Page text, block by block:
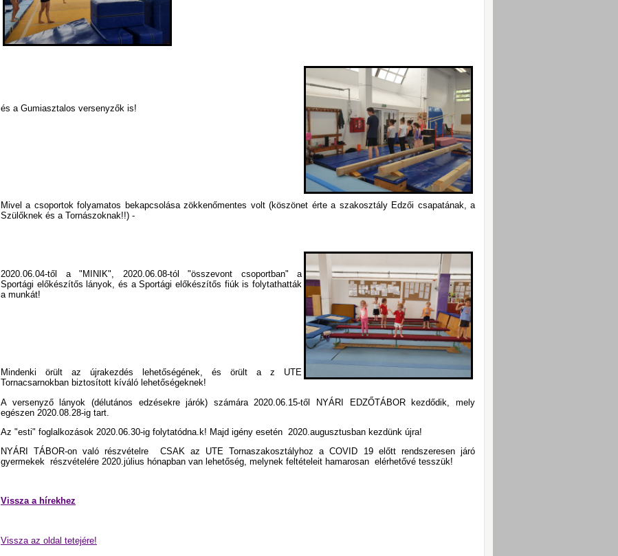
és a Gumiasztalos versenyzők is!
Mivel a csoportok folyamatos bekapcsolása zökkenőmentes volt (köszönet érte a szakosztály Edzői csapatának, a
Szülőknek és a Tornászoknak!!) -
2020.06.04-től a "MINIK", 2020.06.08-tól "összevont csoportban" a
Sportági előkészítős lányok, és a Sportági előkészítős fiúk is folytathatták
a munkát!
Mindenki örült az újrakezdés lehetőségének, és örült a z UTE
Tornacsarnokban biztosított kíváló lehetőségeknek!
A versenyző lányok (délutános edzésekre járók) számára 2020.06.15-től NYÁRI EDZŐTÁBOR kezdődik, mely
egészen 2020.08.28-ig tart.
Az "esti" foglalkozások 2020.06.30-ig folytatódna.k! Majd igény esetén 2020.augusztusban kezdünk újra!
NYÁRI TÁBOR-on való részvételre CSAK az UTE Tornaszakosztályhoz a COVID 19 előtt rendszeresen járó
gyermekek részvételére 2020.július hónapban van lehetőség, melynek feltételeit hamarosan elérhetővé tesszük!
Vissza a hírekhez
Vissza az oldal tetejére!